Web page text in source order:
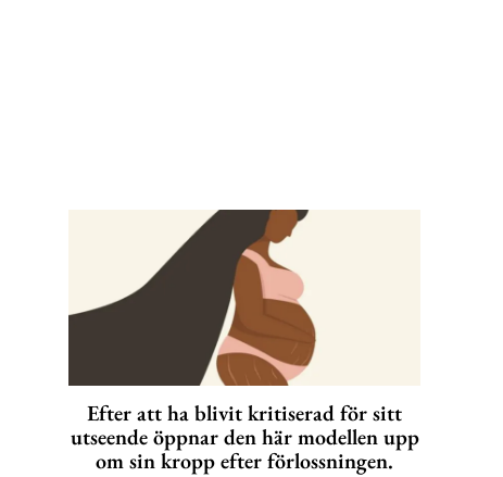
Efter att ha blivit kritiserad för sitt
utseende öppnar den här modellen upp
om sin kropp efter förlossningen.